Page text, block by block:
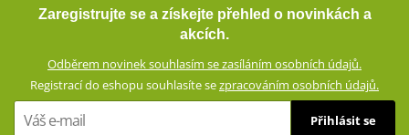
Pohodlné motocyklové džíny s rovným střihem. Tyto džíny
poskytují dostatečnou ochranu při jízdě na motocyklu díky
impaktních místech. Zároveň vypadají civilně a díky příměsi
elastanu skvěle padnou a příjemně se nosí.
Džíny s rovným střihem a 5 kapsami
Zaregistrujte se a získejte přehled o novinkách a
akcích.
Odběrem novinek souhlasím se zasíláním osobních údajů.
Registrací do eshopu souhlasíte sezpracováním osobních údajů.
Přihlásit se